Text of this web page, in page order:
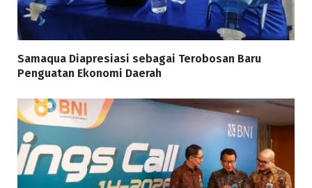
Samaqua Diapresiasi sebagai Terobosan Baru
Penguatan Ekonomi Daerah